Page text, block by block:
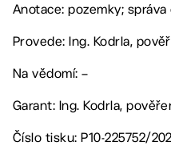
Anotace: pozemky;
Provede: Ing. Kodrla,
Na vědomí: –
Garant: Ing. Kodrla,
Číslo tisku: P10-225752/